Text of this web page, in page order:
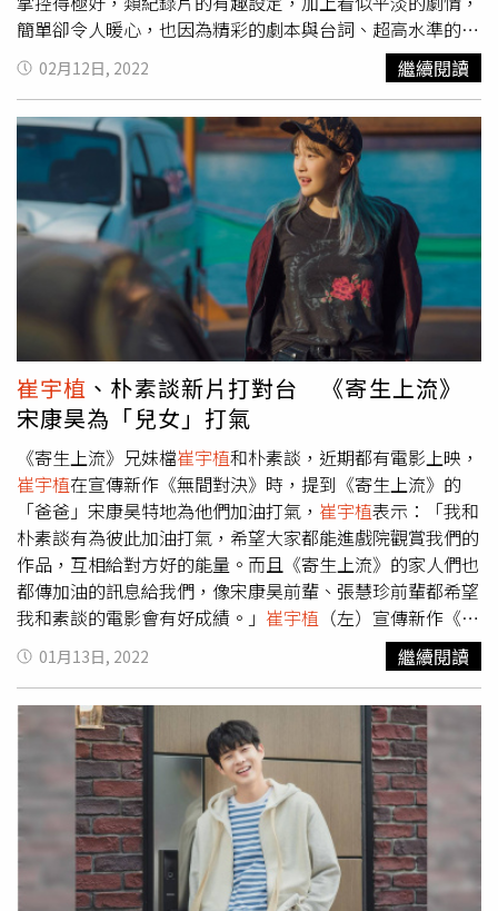
簡單卻令人暖心，也因為精彩的劇本與台詞、超高水準的製
作，以及主角和配角群細膩的演技，讓劇集排名逆行爬升，
到了最後幾集，終於直接霸榜高居台灣區排行榜冠軍，甚至
在韓國的收視率同樣也是倒吃甘蔗，讓男女主角崔宇植與金
多美兩人雙雙大紅一波。演過《屍速列車》、《寄生上流》
等票房大片， 崔宇植在此劇呈現出他混合了呆萌、深情、固
執、深沈與令人心疼等多重面向的精品實力派演技。（圖／
Netflix提供）出道10年，演過《屍速列車》、《寄生上流》
等票房大片，在真人秀《尹Stay》裡也展現了可愛一面的崔
宇植，終於以《那年，我們的夏天》呈現出他混合了呆萌、
深情、固執、深沈與令人心疼等多重面向的精品實力派演
技，與同樣電影咖出身的《梨泰院Class》女主角金多美繼
電影《魔女首部曲》後再次攜手合作，從敵人搖身成為緣分
剪不斷、理還亂的初戀情人，兩人無論默契與CP感都爆
棚，激盪出的化學反應讓人眼睛一亮，也是難得韓劇男主角
不需露出完美身材與帥氣樣貌，同樣圈粉無數，令觀眾們紛
紛路轉粉的奇行種代表。《那年，我們的夏天》與被譽為神
劇的《機智醫生生活》系列與《請回答》系列有個共同的魅
力，就是乍看平淡到幾乎沒有劇情可言的劇情，但以優秀的
劇本和台詞、演員扎實的演技，搭配導演的場面調度，細膩
鋪陳出角色的生命史與困境。看似生活化，沒有太大起伏與
戲劇張力的故事情節，反而更能令觀眾感同身受，貼近角色
的心理狀態，真心產生共感。 女主角金多美繼電影《魔女
首部曲》後再次與
攜手合作。（圖／Netflix提供）
《那年，我們的夏天》裡，從主要角色到身邊的朋友、家人
與工作夥伴，都與我們身邊的人群，甚至我們自己沒有太大
不同，談著一樣的簡單戀愛，上班、下班，過著平凡無奇的
生活，也有著差不多的人生困擾。女主角國延秀（金多美飾
演）從小家境清寒，倔強地想要成為最好最優秀的那一個，
她總是抬頭挺胸地，看似目空一切，但自卑脆弱的心情，讓
她的心理狀態始終待在那個幼時的沙坑裡，就連在最愛的人
面前，都無法坦率示弱。當男主角崔雄（崔宇植飾演）問她
是不是有遠大的人生夢想時，女孩淡淡地一句：「我一直以
02月12日, 2022 繼續閱讀
崔宇植 、朴素談新片打對台 《寄生上流》
宋康昊為「兒女」打氣
《寄生上流》兄妹檔崔宇植和朴素談，近期都有電影上映，
崔宇植在宣傳新作《無間對決》時，提到《寄生上流》的
「爸爸」宋康昊特地為他們加油打氣， 崔宇植表示：「我和
朴素談有為彼此加油打氣，希望大家都能進戲院觀賞我們的
作品，互相給對方好的能量。而且《寄生上流》的家人們也
都傳加油的訊息給我們，像宋康昊前輩、張慧珍前輩都希望
我和素談的電影會有好成績。」 崔宇植 （左）宣傳新作《無
間對決》時，提到《寄生上流》的「爸爸」宋康昊特地為他
和朴素談加油打氣。（圖／車庫提供）朴素談年度飆風動作
鉅獻《極速快遞》昨日（1/12）在韓國上映首日逼退好萊塢
電影《蜘蛛人：無家日》空降票房冠軍，曾在《寄生上流》
飾演她家教學生的童星鄭賢俊，這次在片中飾演「書元」一
角，二度和朴素談合作。鄭賢俊展現了豐富的情感演技，吐
出的率真逗趣臺詞左右了故事的氛圍，展現無可取代的存在
感。鄭賢俊表示：「我和朴素談姐姐在拍攝現場的默契也很
好，在拍《寄生上流》時她就對我很好，這次也很照顧我，
讓我能自在地演戲。」鄭賢俊在《極速快遞》中是極為關鍵
01月13日, 2022 繼續閱讀